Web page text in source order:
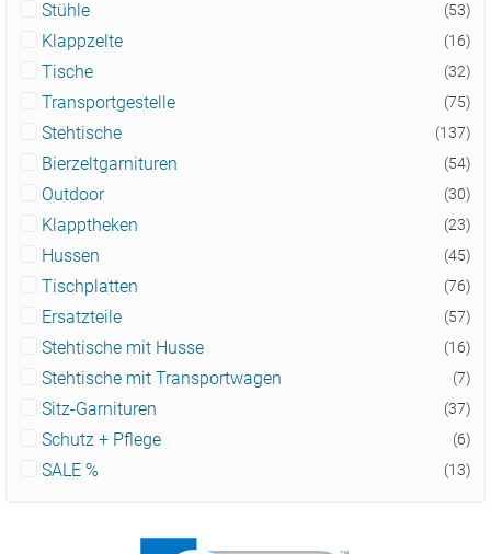
Stühle (53)
Klappzelte (16)
Tische (32)
Transportgestelle (75)
Stehtische (137)
Bierzeltgarnituren (54)
Outdoor (30)
Klapptheken (23)
Hussen (45)
Tischplatten (76)
Ersatzteile (57)
Stehtische mit Husse (16)
Stehtische mit Transportwagen (7)
Sitz-Garnituren (37)
Schutz + Pflege (6)
SALE % (13)